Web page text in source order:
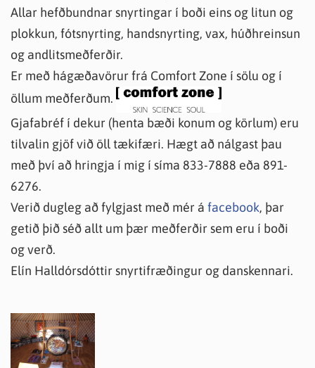
Allar hefðbundnar snyrtingar í boði eins og litun og
plokkun, fótsnyrting, handsnyrting, vax, húðhreinsun
og andlitsmeðferðir.
Er með hágæðavörur frá Comfort Zone í sölu og í
öllum meðferðum.
Gjafabréf í dekur (henta bæði konum og körlum) eru
tilvalin gjöf við öll tækifæri. Hægt að nálgast þau
með því að hringja í mig í síma 833-7888 eða 891-
6276.
Verið dugleg að fylgjast með mér á facebook, þar
getið þið séð allt um þær meðferðir sem eru í boði
og verð.
Elín Halldórsdóttir snyrtifræðingur og danskennari.